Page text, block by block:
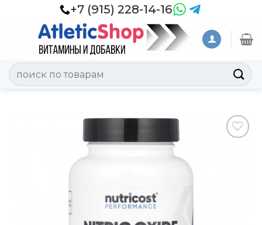
+7 (915) 228-14-16
Искать: